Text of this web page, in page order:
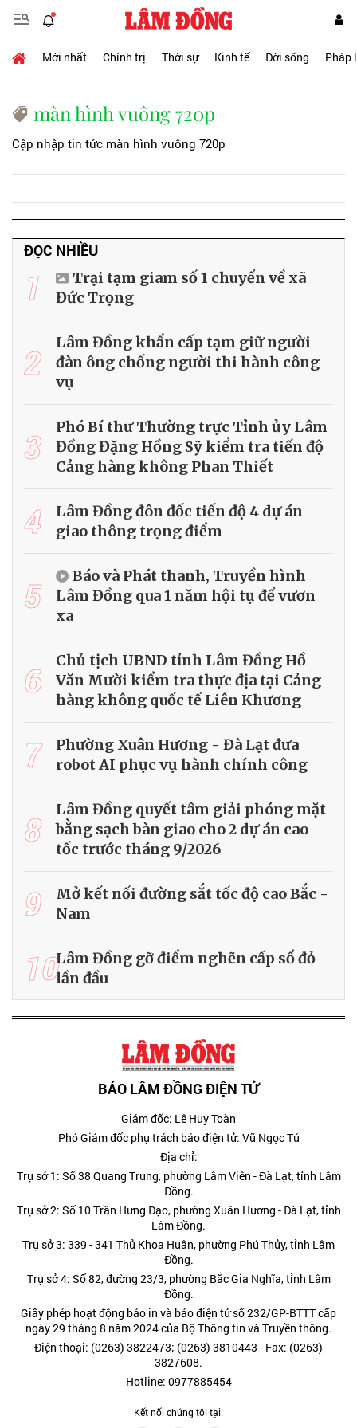
Mới nhất Chính trị Thời sự Kinh tế Đời sống Pháp
màn hình vuông 720p
Cập nhập tin tức màn hình vuông 720p
ĐỌC NHIỀU
1
Trại tạm giam số 1 chuyển về xã
Đức Trọng
2
Lâm Đồng khẩn cấp tạm giữ người
đàn ông chống người thi hành công
vụ
3
Phó Bí thư Thường trực Tỉnh ủy Lâm
Đồng Đặng Hồng Sỹ kiểm tra tiến độ
Cảng hàng không Phan Thiết
4
Lâm Đồng đôn đốc tiến độ 4 dự án
giao thông trọng điểm
5
Báo và Phát thanh, Truyền hình
Lâm Đồng qua 1 năm hội tụ để vươn
xa
6
Chủ tịch UBND tỉnh Lâm Đồng Hồ
Văn Mười kiểm tra thực địa tại Cảng
hàng không quốc tế Liên Khương
7
Phường Xuân Hương - Đà Lạt đưa
robot AI phục vụ hành chính công
8
Lâm Đồng quyết tâm giải phóng mặt
bằng sạch bàn giao cho 2 dự án cao
tốc trước tháng 9/2026
9
Mở kết nối đường sắt tốc độ cao Bắc -
Nam
10Lâm Đồng gỡ điểm nghẽn cấp sổ đỏ
lần đầu
BÁO LÂM ĐỒNG ĐIỆN TỬ
Giám đốc: Lê Huy Toàn
Phó Giám đốc phụ trách báo điện tử: Vũ Ngọc Tú
Địa chỉ:
Trụ sở 1: Số 38 Quang Trung, phường Lâm Viên - Đà Lạt, tỉnh Lâm
Đồng.
Trụ sở 2: Số 10 Trần Hưng Đạo, phường Xuân Hương - Đà Lạt, tỉnh
Lâm Đồng.
Trụ sở 3: 339 - 341 Thủ Khoa Huân, phường Phú Thủy, tỉnh Lâm
Đồng.
Trụ sở 4: Số 82, đường 23/3, phường Bắc Gia Nghĩa, tỉnh Lâm
Đồng.
Giấy phép hoạt động báo in và báo điện tử số 232/GP-BTTT cấp
ngày 29 tháng 8 năm 2024 của Bộ Thông tin và Truyền thông.
Điện thoại: (0263) 3822473; (0263) 3810443 - Fax: (0263)
3827608.
Hotline: 0977885454
Kết nối chúng tôi tại: